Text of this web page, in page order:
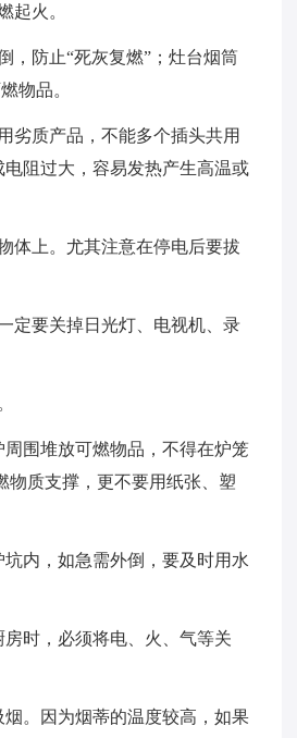
起火。
，防止“死灰复燃”；灶台烟筒
物品。
劣质产品，不能多个插头共用
阻过大，容易发热产生高温或
体上。尤其注意在停电后要拔
定要关掉日光灯、电视机、录
围堆放可燃物品，不得在炉笼
物质支撑，更不要用纸张、塑
内，如急需外倒，要及时用水
时，必须将电、火、气等关
。因为烟蒂的温度较高，如果